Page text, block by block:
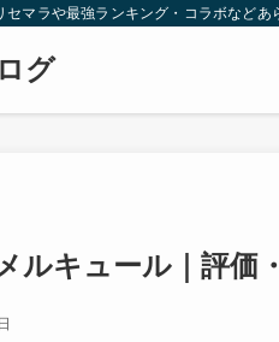
マラや最強ランキング・コラボなどあ
グ
ルキュール｜評価